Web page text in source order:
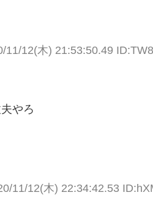
11/12(木) 21:53:50.49
やろ
11/12(木) 22:34:42.53